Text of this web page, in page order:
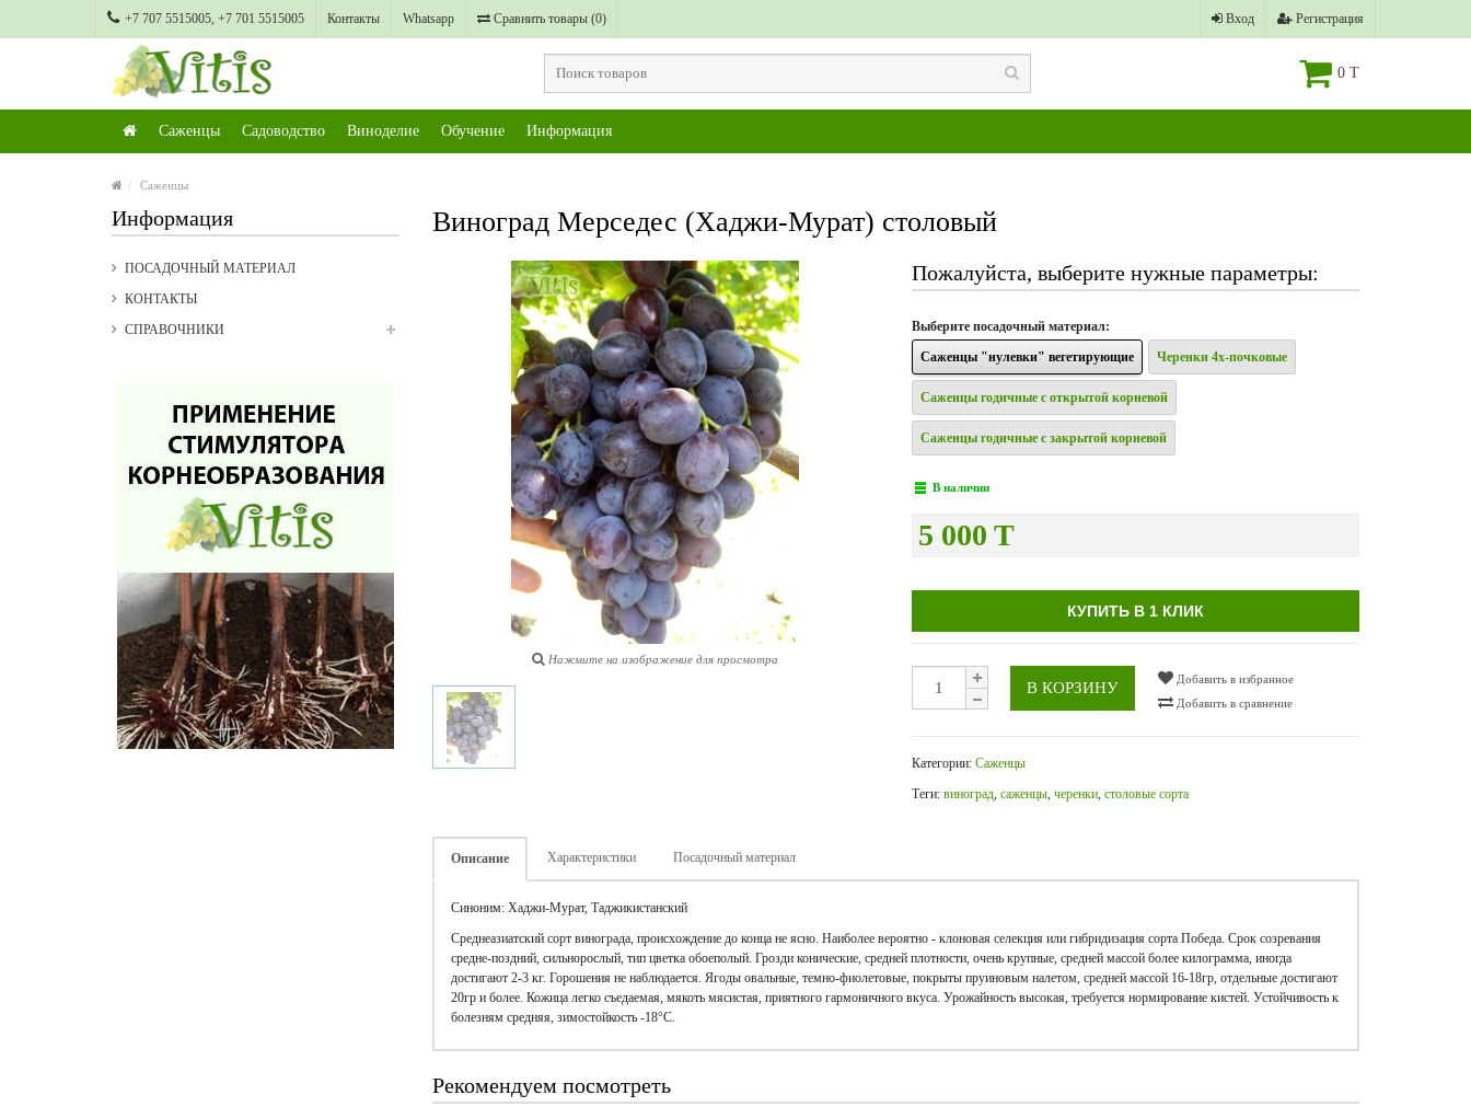
+7 707 5515005, +7 701 5515005 Контакты Whatsapp Сравнить товары (0) Вход Регистрация
0 T
Саженцы Садоводство Виноделие Обучение Информация
Саженцы
Информация
ПОСАДОЧНЫЙ МАТЕРИАЛ
КОНТАКТЫ
СПРАВОЧНИКИ
Виноград Мерседес (Хаджи-Мурат) столовый
Нажмите на изображение для просмотра
Пожалуйста, выберите нужные параметры:
Выберитепосадочный материал:
Саженцы "нулевки" вегетирующие
Черенки 4х-почковые
Саженцы годичные с открытой корневой
Саженцы годичные с закрытой корневой
В наличии
5 000 T
КУПИТЬ В 1 КЛИК
В КОРЗИНУ
Добавить в избранное
Добавить в сравнение
Категории:Саженцы
Теги:виноград,саженцы,черенки,столовые сорта
Описание Характеристики Посадочный материал
Синоним: Хаджи-Мурат, Таджикистанский
Cреднеазиатский сорт винограда, происхождение до конца не ясно. Наиболее вероятно - клоновая селекция или гибридизация сорта Победа. Срок созревания
средне-поздний, сильнорослый, тип цветка обоеполый. Грозди конические, средней плотности, очень крупные, средней массой более килограмма, иногда
достигают 2-3 кг. Горошения не наблюдается. Ягоды овальные, темно-фиолетовые, покрыты пруиновым налетом, средней массой 16-18гр, отдельные достигают
20гр и более. Кожица легко съедаемая, мякоть мясистая, приятного гармоничного вкуса. Урожайность высокая, требуется нормирование кистей. Устойчивость к
болезням средняя, зимостойкость -18°С.
Рекомендуем посмотреть